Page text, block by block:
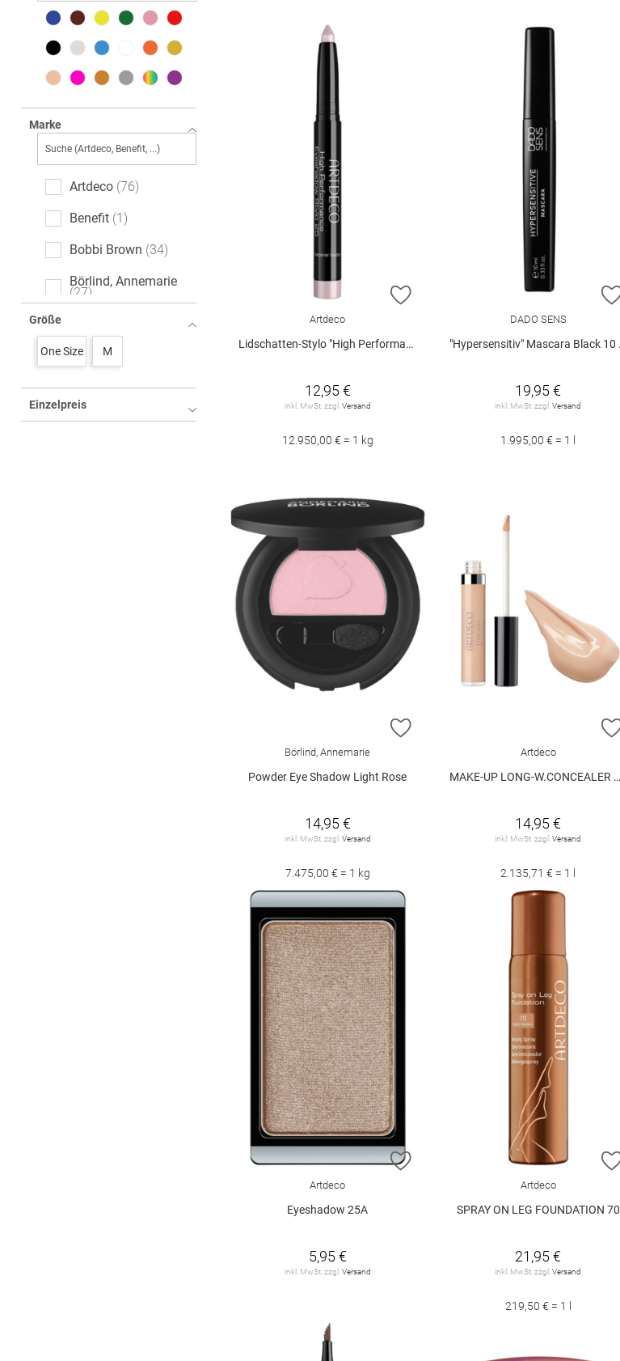
Marke
Artdeco 76
Benefit 1
Bobbi Brown 34
Börlind, Annemarie
27
Cilamour
Clinique 8
DADO SENS 7
Größe
One Size M
Einzelpreis
ZUR WUNSCHLISTE HINZUFÜGEN
Artdeco
Lidschatten-Stylo "High Performance", 25
12,95 €
inkl. MwSt. zzgl. Versand
12.950,00 € = 1 kg
DADO SENS
"Hypersensitiv" Mascara Black 10 ml
19,95 €
inkl. MwSt. zzgl.Versand
1.995,00 € = 1 l
ZUR WUNSCHLISTE HINZUFÜGEN
Börlind, Annemarie
Powder Eye Shadow Light Rose
14,95 €
inkl. MwSt. zzgl. Versand
7.475,00 € = 1 kg
Artdeco
MAKE-UP LONG-W.CONCEALER WP
14,95 €
inkl. MwSt. zzgl.Versand
2.135,71 € = 1 l
ZUR WUNSCHLISTE HINZUFÜGEN
Artdeco
Eyeshadow 25A
5,95 €
inkl. MwSt. zzgl. Versand
Artdeco
SPRAY ON LEG FOUNDATION 70
21,95 €
inkl. MwSt. zzgl.Versand
219,50 € = 1 l